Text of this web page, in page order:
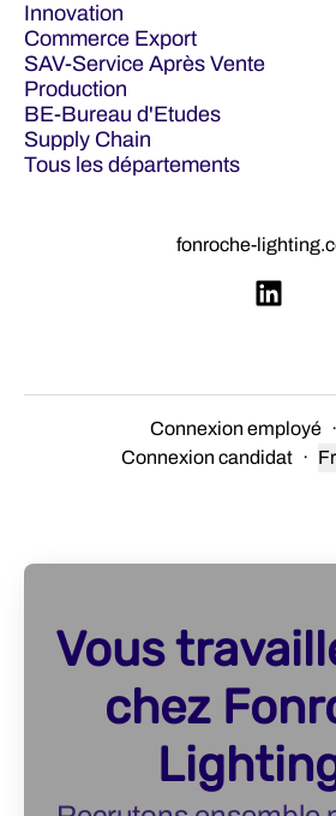
Innovation
Commerce Export
SAV-Service Après Vente
Production
BE-Bureau d'Etudes
Supply Chain
Tous les départements
fonroche-
Connexion employé ·
Connexion candidat ·
Vous
chez